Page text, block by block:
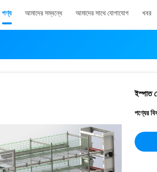
পণ্য আমাদের সম্বন্ধে আমাদের সাথে যোগাযোগ খবর
ইস্পাত
পণ্যের